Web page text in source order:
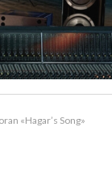
«Hagar’s Song»